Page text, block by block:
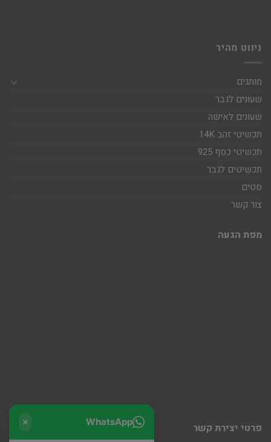
ניווט מהיר
מותגים
שעונים לגבר
שעונים לאישה
תכשיטי זהב 14K
תכשיטי כסף 925
תכשיטים לגבר
סטים
צור קשר
מפת הגעה
פרטי יצירת קשר WhatsApp